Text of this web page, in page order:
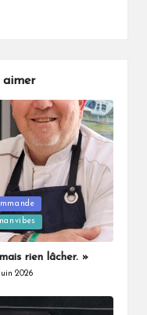
aimer
rien lâcher. »
juin 2026